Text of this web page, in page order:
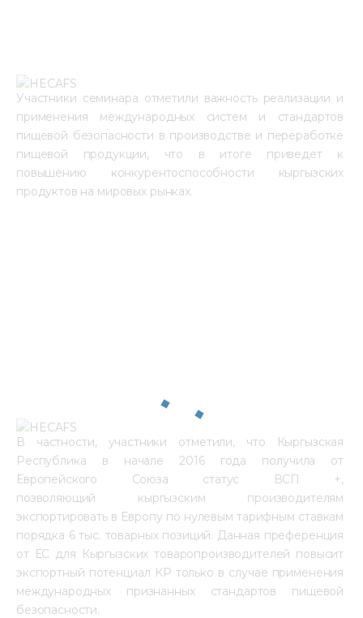
Участники семинара отметили важность реализации и
применения международных систем и стандартов
пищевой безопасности в производстве и переработке
пищевой продукции, что в итоге приведет к
повышению конкурентоспособности кыргызских
продуктов на мировых рынках.
В частности, участники отметили, что Кыргызская
Республика в начале 2016 года получила от
Европейского Союза статус ВСП +,
позволяющий кыргызским производителям
экспортировать в Европу по нулевым тарифным ставкам
порядка 6 тыс. товарных позиций. Данная преференция
от ЕС для Кыргызских товаропроизводителей повысит
экспортный потенциал КР только в случае применения
международных признанных стандартов пищевой
безопасности.